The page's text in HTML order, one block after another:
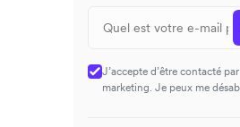
J’accepte d’être contacté
marketing. Je peux me